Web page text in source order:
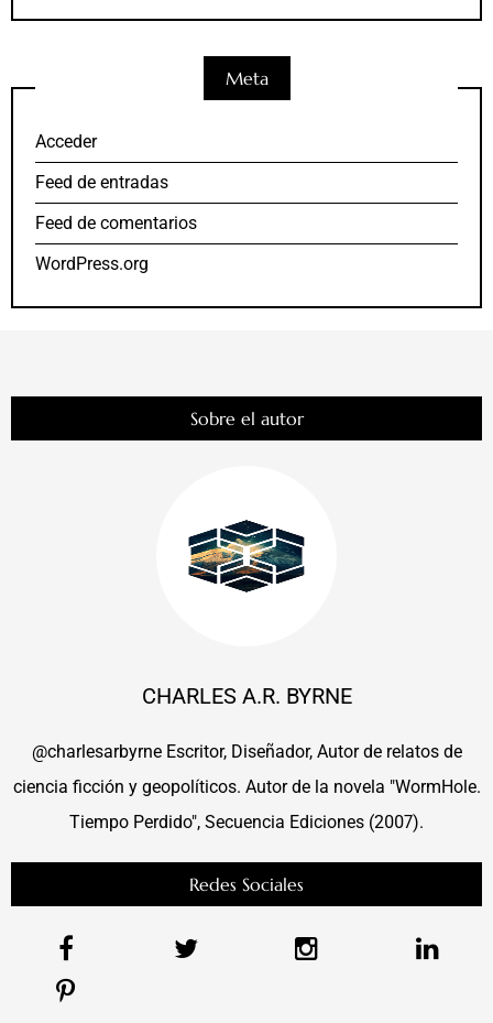
Meta
Acceder
Feed de entradas
Feed de comentarios
WordPress.org
Sobre el autor
CHARLES A.R. BYRNE
@charlesarbyrne Escritor, Diseñador, Autor de relatos de
ciencia ficción y geopolíticos. Autor de la novela "WormHole.
Tiempo Perdido", Secuencia Ediciones (2007).
Redes Sociales